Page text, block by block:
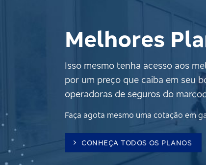
Melhores
Isso mesmo tenha acesso aos
por um preço que caiba em seu
operadoras de seguros do
Faça agota mesmo uma cotação em
CONHEÇA TODOS OS PLANOS